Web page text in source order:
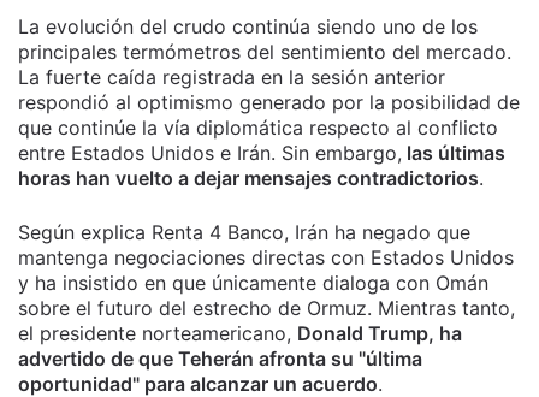
La evolución del crudo continúa siendo uno de los
principales termómetros del sentimiento del mercado.
La fuerte caída registrada en la sesión anterior
respondió al optimismo generado por la posibilidad de
que continúe la vía diplomática respecto al conflicto
entre Estados Unidos e Irán. Sin embargo, las últimas
horas han vuelto a dejar mensajes contradictorios.
Según explica Renta 4 Banco, Irán ha negado que
mantenga negociaciones directas con Estados Unidos
y ha insistido en que únicamente dialoga con Omán
sobre el futuro del estrecho de Ormuz. Mientras tanto,
el presidente norteamericano, Donald Trump, ha
advertido de que Teherán afronta su "última
oportunidad" para alcanzar un acuerdo.